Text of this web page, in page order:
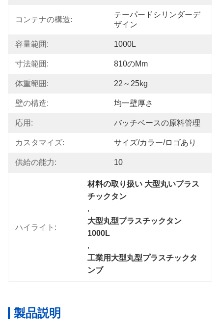
コンテナの構造:
テーパードシリンダーデ
ザイン
容量範囲: 1000L
寸法範囲: 810のmm
体重範囲: 22～25kg
壁の構造: 均一壁厚さ
応用: バッチベースの原料管理
カスタマイズ: サイズ/カラー/ロゴあり
供給の能力: 10
ハイライト:
材料の取り扱い 大型丸いプラス
チックタン
,
大型丸型プラスチックタン
1000L
,
工業用大型丸型プラスチックタ
ンブ
製品説明